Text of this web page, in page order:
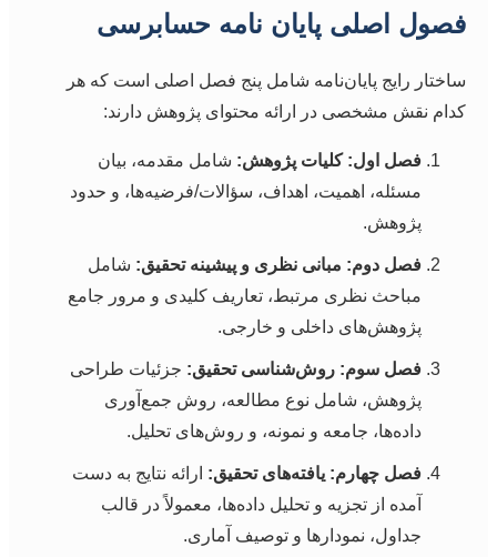
فصول اصلی پایان نامه حسابرسی
ساختار رایج پایان‌نامه شامل پنج فصل اصلی است که هر
کدام نقش مشخصی در ارائه محتوای پژوهش دارند:
فصل اول: کلیات پژوهش: شامل مقدمه، بیان
مسئله، اهمیت، اهداف، سؤالات/فرضیه‌ها، و حدود
پژوهش.
فصل دوم: مبانی نظری و پیشینه تحقیق: شامل
مباحث نظری مرتبط، تعاریف کلیدی و مرور جامع
پژوهش‌های داخلی و خارجی.
فصل سوم: روش‌شناسی تحقیق: جزئیات طراحی
پژوهش، شامل نوع مطالعه، روش جمع‌آوری
داده‌ها، جامعه و نمونه، و روش‌های تحلیل.
فصل چهارم: یافته‌های تحقیق: ارائه نتایج به دست
آمده از تجزیه و تحلیل داده‌ها، معمولاً در قالب
جداول، نمودارها و توصیف آماری.